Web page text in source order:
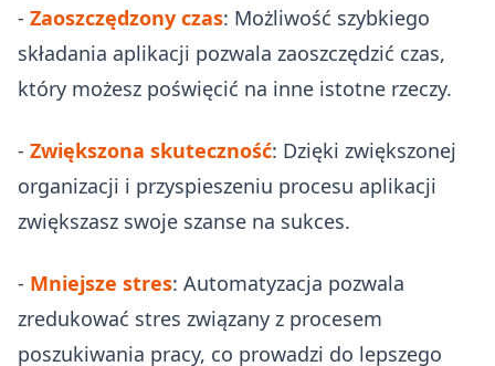
- Zaoszczędzony czas: Możliwość szybkiego
składania aplikacji pozwala zaoszczędzić czas,
który możesz poświęcić na inne istotne rzeczy.
- Zwiększona skuteczność: Dzięki zwiększonej
organizacji i przyspieszeniu procesu aplikacji
zwiększasz swoje szanse na sukces.
- Mniejsze stres: Automatyzacja pozwala
zredukować stres związany z procesem
poszukiwania pracy, co prowadzi do lepszego